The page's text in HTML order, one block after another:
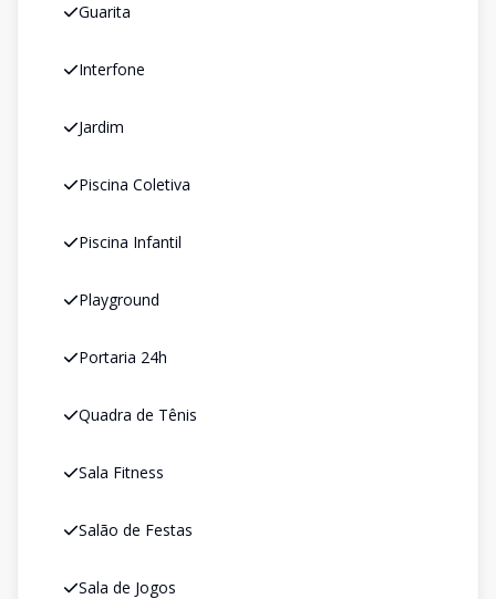
Guarita
Interfone
Jardim
Piscina Coletiva
Piscina Infantil
Playground
Portaria 24h
Quadra de Tênis
Sala Fitness
Salão de Festas
Sala de Jogos